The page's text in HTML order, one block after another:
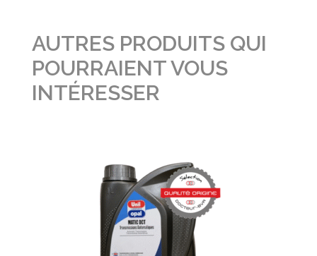
AUTRES PRODUITS QUI
POURRAIENT VOUS
INTÉRESSER